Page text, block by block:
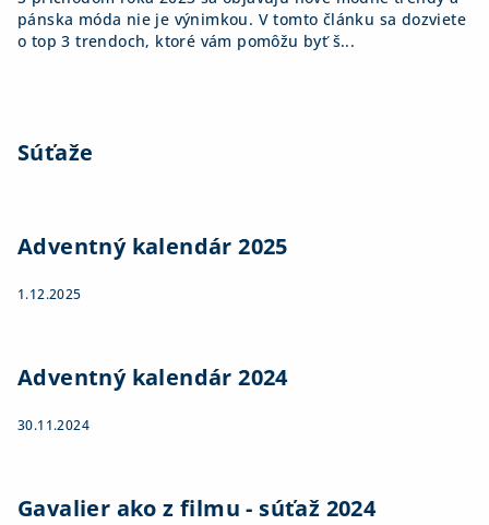
pánska móda nie je výnimkou. V tomto článku sa dozviete
o top 3 trendoch, ktoré vám pomôžu byť š...
Súťaže
Adventný kalendár 2025
1.12.2025
Adventný kalendár 2024
30.11.2024
Gavalier ako z filmu - súťaž 2024